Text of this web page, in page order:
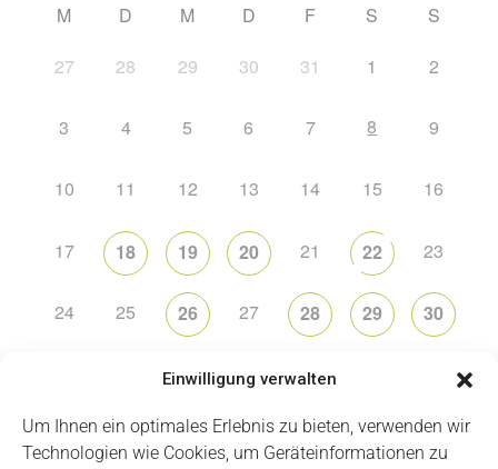
Einwilligung verwalten
Um Ihnen ein optimales Erlebnis zu bieten, verwenden wir
Technologien wie Cookies, um Geräteinformationen zu
M D M D F S
S
27
28 29 30 31 1 2
3 4 5 6 7 8 9
10 11 12 13 14 15 16
17 18 19 20 21 22 23
24 25 26 27 28 29 30
2 3 4